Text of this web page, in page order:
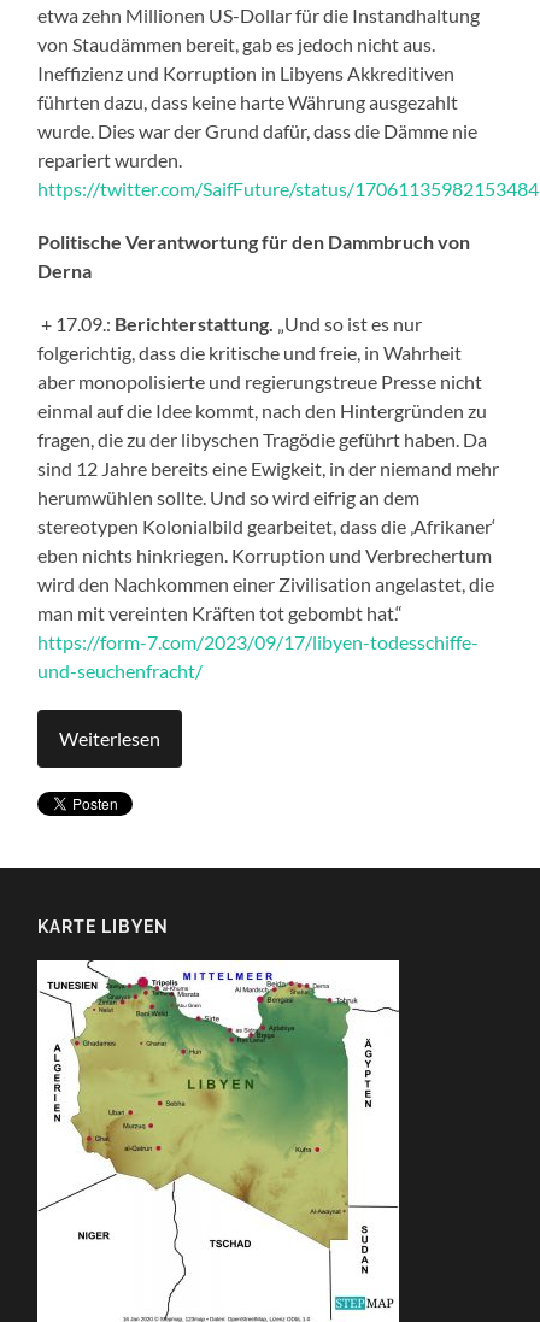
etwa zehn Millionen US-Dollar für die Instandhaltung
von Staudämmen bereit, gab es jedoch nicht aus.
Ineffizienz und Korruption in Libyens Akkreditiven
führten dazu, dass keine harte Währung ausgezahlt
wurde. Dies war der Grund dafür, dass die Dämme nie
repariert wurden.
https://twitter.com/SaifFuture/status/
Politische Verantwortung für den Dammbruch von
Derna
+ 17.09.: Berichterstattung.
„Und so ist es nur
folgerichtig, dass die kritische und freie, in Wahrheit
aber monopolisierte und regierungstreue Presse nicht
einmal auf die Idee kommt, nach den Hintergründen zu
fragen, die zu der libyschen Tragödie geführt haben. Da
sind 12 Jahre bereits eine Ewigkeit, in der niemand mehr
herumwühlen sollte. Und so wird eifrig an dem
stereotypen Kolonialbild gearbeitet, dass die ‚Afrikaner‘
eben nichts hinkriegen. Korruption und Verbrechertum
wird den Nachkommen einer Zivilisation angelastet, die
man mit vereinten Kräften tot gebombt hat.“
https://form-7.com/2023/09/17/libyen-todesschiffe-
und-seuchenfracht/
Weiterlesen
KARTE LIBYEN